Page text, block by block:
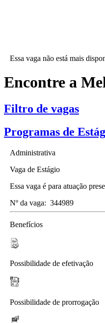
Essa vaga não está mais
Encontre a
Filtro de vagas
Programas de
Administrativa
Vaga de Estágio
Essa vaga é para atuação
Nº da vaga: 344989
Benefícios
Possibilidade de efetivação
Possibilidade de prorrogação